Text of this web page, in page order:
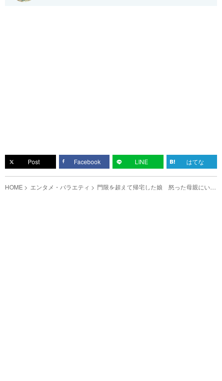
Post Facebook LINE はてな
HOME エンタメ・バラエティ 門限を超えて帰宅した娘 怒った母親にいっ
た『ひと言』に「笑った」「思ってた７００